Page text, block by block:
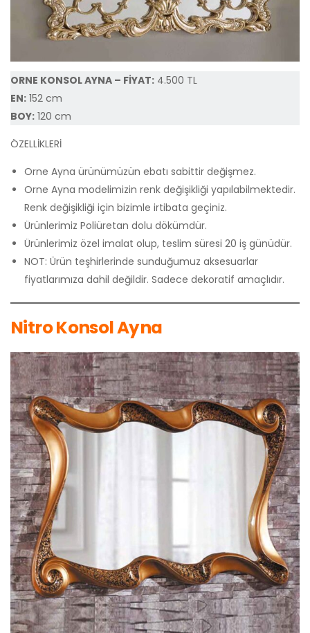
ORNE KONSOL AYNA – FİYAT: 4.500 TL
EN: 152 cm
BOY: 120 cm
ÖZELLİKLERİ
Orne Ayna ürünümüzün ebatı sabittir değişmez.
Orne Ayna modelimizin renk değişikliği yapılabilmektedir.
Renk değişikliği için bizimle irtibata geçiniz.
Ürünlerimiz Poliüretan dolu dökümdür.
Ürünlerimiz özel imalat olup, teslim süresi 20 iş günüdür.
NOT: Ürün teşhirlerinde sunduğumuz aksesuarlar
fiyatlarımıza dahil değildir. Sadece dekoratif amaçlıdır.
Nitro Konsol Ayna